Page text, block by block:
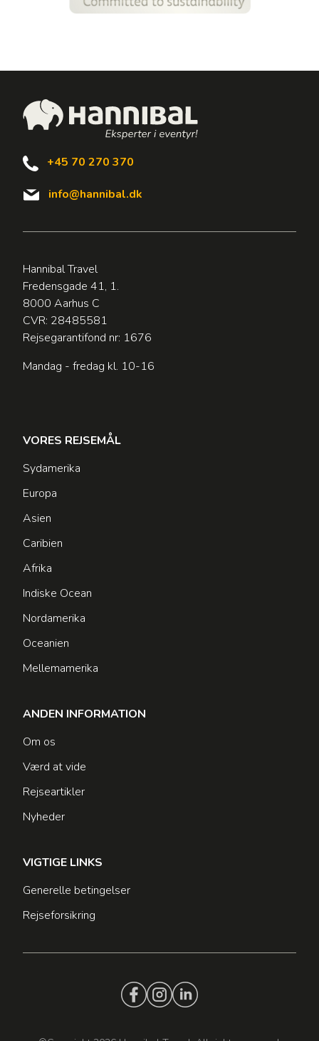
+45 70 270 370
info@hannibal.dk
Hannibal Travel
Fredensgade 41, 1.
8000 Aarhus C
CVR: 28485581
Rejsegarantifond nr: 1676
Mandag - fredag kl. 10-16
VORES REJSEMÅL
Sydamerika
Europa
Asien
Caribien
Afrika
Indiske Ocean
Nordamerika
Oceanien
Mellemamerika
ANDEN INFORMATION
Om os
Værd at vide
Rejseartikler
Nyheder
VIGTIGE LINKS
Generelle betingelser
Rejseforsikring